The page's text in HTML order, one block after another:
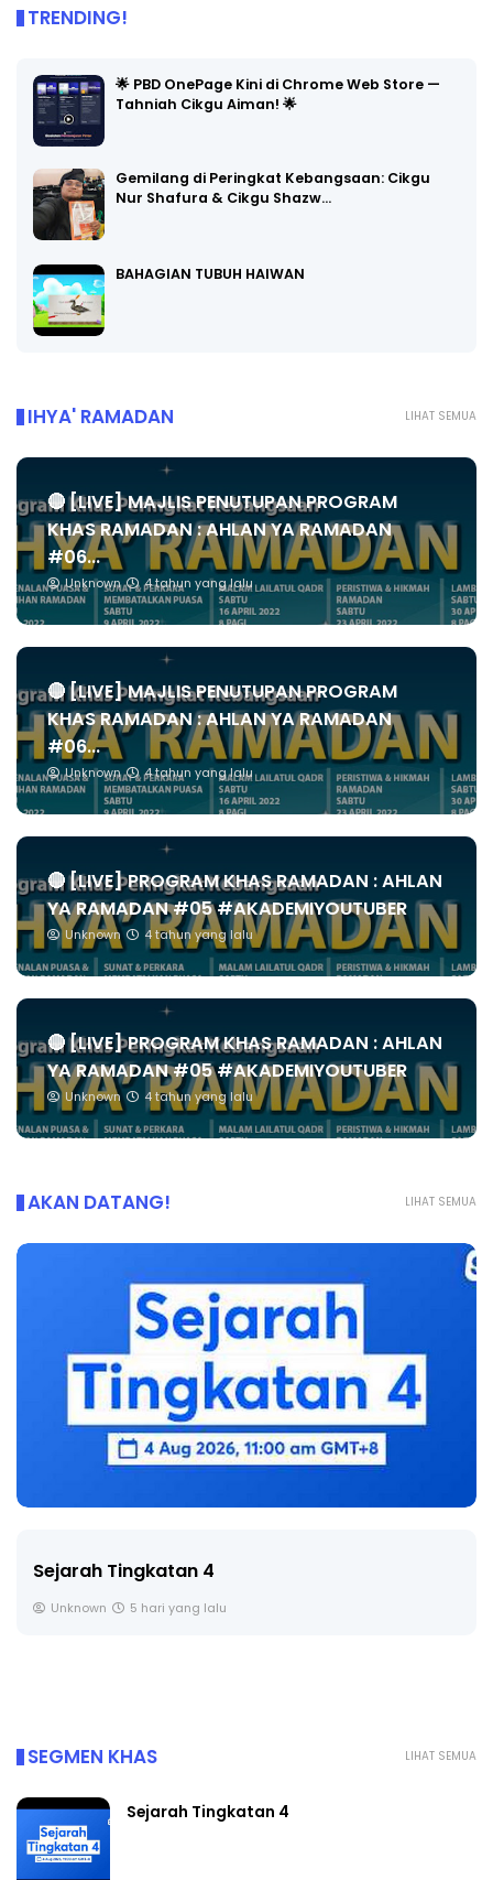
TRENDING!
🌟 PBD OnePage Kini di Chrome Web Store —
Tahniah Cikgu Aiman! 🌟
Gemilang di Peringkat Kebangsaan: Cikgu
Nur Shafura & Cikgu Shazw…
BAHAGIAN TUBUH HAIWAN
LIHAT SEMUA
IHYA' RAMADAN
🔴 [LIVE] MAJLIS PENUTUPAN PROGRAM
KHAS RAMADAN : AHLAN YA RAMADAN
#06...
Unknown 4 tahun yang lalu
🔴 [LIVE] MAJLIS PENUTUPAN PROGRAM
KHAS RAMADAN : AHLAN YA RAMADAN
#06...
Unknown 4 tahun yang lalu
🔴 [LIVE] PROGRAM KHAS RAMADAN : AHLAN
YA RAMADAN #05 #AKADEMIYOUTUBER
Unknown 4 tahun yang lalu
🔴 [LIVE] PROGRAM KHAS RAMADAN : AHLAN
YA RAMADAN #05 #AKADEMIYOUTUBER
Unknown 4 tahun yang lalu
LIHAT SEMUA
AKAN DATANG!
Sejarah Tingkatan 4
Unknown 5 hari yang lalu
LIHAT SEMUA
SEGMEN KHAS
Sejarah Tingkatan 4